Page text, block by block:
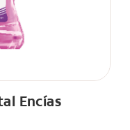
Encías